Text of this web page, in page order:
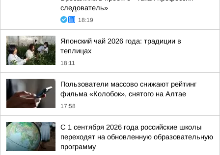
следователь»
18:19
Японский чай 2026 года: традиции в
теплицах
18:11
Пользователи массово снижают рейтинг
фильма «Колобок», снятого на Алтае
17:58
С 1 сентября 2026 года российские школы
переходят на обновленную образовательную
программу